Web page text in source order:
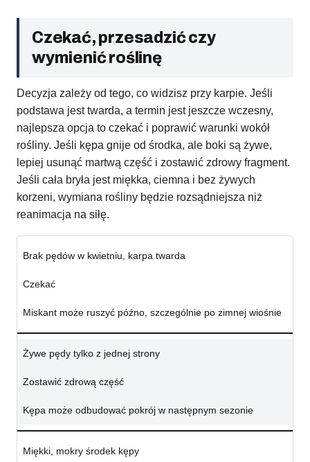
Czekać, przesadzić czy
wymienić roślinę
Decyzja zależy od tego, co widzisz przy karpie. Jeśli
podstawa jest twarda, a termin jest jeszcze wczesny,
najlepsza opcja to czekać i poprawić warunki wokół
rośliny. Jeśli kępa gnije od środka, ale boki są żywe,
lepiej usunąć martwą część i zostawić zdrowy fragment.
Jeśli cała bryła jest miękka, ciemna i bez żywych
korzeni, wymiana rośliny będzie rozsądniejsza niż
reanimacja na siłę.
Brak pędów w kwietniu, karpa twarda
Czekać
Miskant może ruszyć późno, szczególnie po zimnej wiośnie
Żywe pędy tylko z jednej strony
Zostawić zdrową część
Kępa może odbudować pokrój w następnym sezonie
Miękki, mokry środek kępy